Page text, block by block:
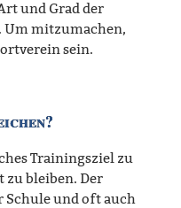
und Grad der
Um mitzumachen,
sein.
Trainingsziel zu
bleiben. Der
und oft auch